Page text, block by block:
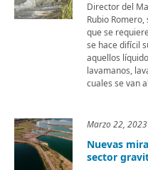
Director del
Rubio
que se
se hace difícil
aquellos
lavamanos,
cuales se van
Marzo 22,
Nuevas
sector